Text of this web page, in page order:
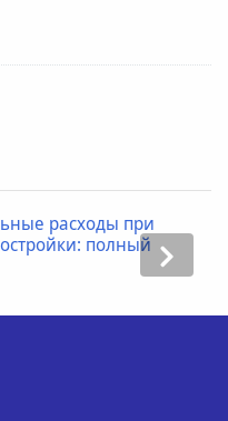
расходы при
полный